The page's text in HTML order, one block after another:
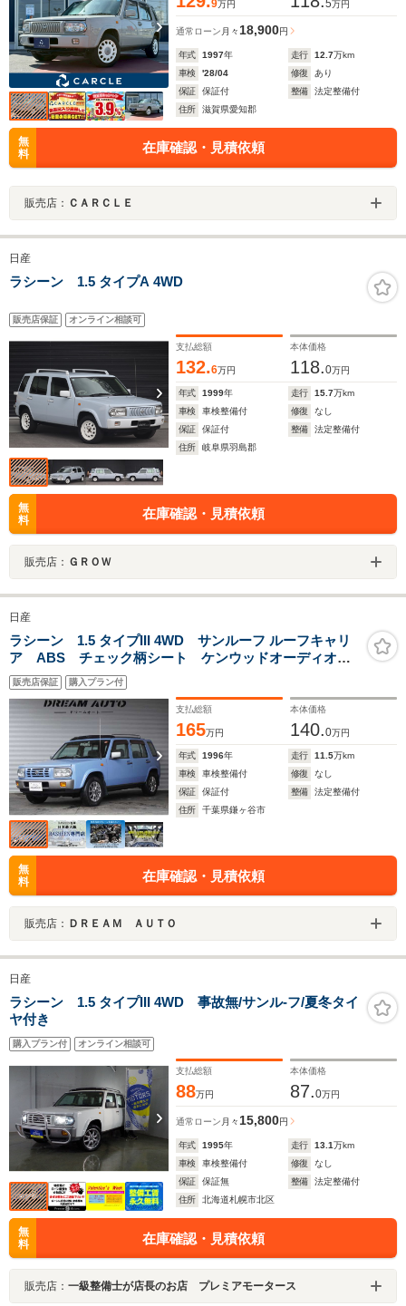
9万円 5万円
通常ローン 月々 18,900円
年式 1997年 走行 12.7万km
車検
'28/04 修復
あり
保証
保証付 整備
法定整備付
住所
滋賀県愛知郡
無
料
在庫確認・見積依頼
販売店： ＣＡＲＣＬＥ
日産
ラシーン 1.5 タイプA 4WD
販売店保証 オンライン相談可
支払総額
132.6万円
本体価格
118.0万円
年式 1999年 走行 15.7万km
車検
車検整備付 修復
なし
保証
保証付 整備
法定整備付
住所
岐阜県羽島郡
無
料
在庫確認・見積依頼
販売店： ＧＲＯＷ
日産
ラシーン 1.5 タイプIII 4WD サンルーフ ルーフキャリ
ア ABS チェック柄シート ケンウッドオーディオ
デジタルインナーミラー スペアタイヤキャリア
1500cc
販売店保証 購入プラン付
支払総額
165万円
本体価格
140.0万円
年式 1996年 走行 11.5万km
車検
車検整備付 修復
なし
保証
保証付 整備
法定整備付
住所
千葉県鎌ヶ谷市
無
料
在庫確認・見積依頼
販売店： ＤＲＥＡＭ ＡＵＴＯ
日産
ラシーン 1.5 タイプIII 4WD 事故無/サンル-フ/夏冬タイ
ヤ付き
購入プラン付 オンライン相談可
支払総額
88万円
本体価格
87.0万円
通常ローン 月々15,800円
年式 1995年 走行 13.1万km
車検
車検整備付 修復
なし
保証
保証無 整備
法定整備付
住所
北海道札幌市北区
無
料
在庫確認・見積依頼
販売店： 一級整備士が店長のお店 プレミアモータース